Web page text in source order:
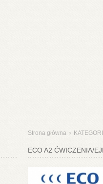
Strona główna >
ECO A2 ĆWICZENIA/